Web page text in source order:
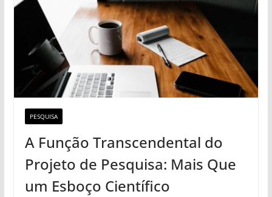
PESQUISA
A Função Transcendental do
Projeto de Pesquisa: Mais Que
um Esboço Científico